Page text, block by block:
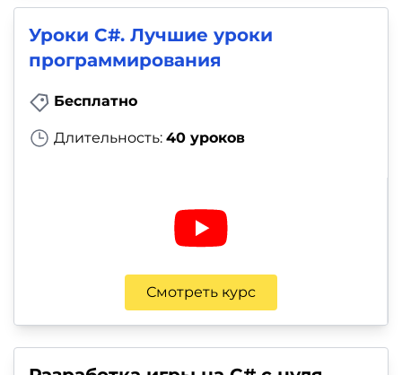
Уроки C#. Лучшие уроки
программирования
Бесплатно
Длительность: 40 уроков
Смотреть курс